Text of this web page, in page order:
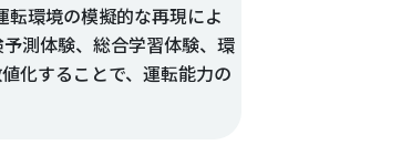
環境の模擬的な再現によ
測体験、総合学習体験、環
化することで、運転能力の